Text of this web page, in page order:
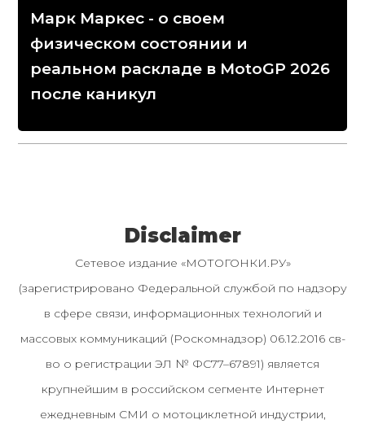
Марк Маркес - о своем
физическом состоянии и
реальном раскладе в MotoGP 2026
после каникул
Disclaimer
Сетевое издание «МОТОГОНКИ.РУ»
(зарегистрировано Федеральной службой по надзору
в сфере связи, информационных технологий и
массовых коммуникаций (Роскомнадзор) 06.12.2016 св-
во о регистрации ЭЛ № ФС77–67891) является
крупнейшим в российском сегменте Интернет
ежедневным СМИ о мотоциклетной индустрии,